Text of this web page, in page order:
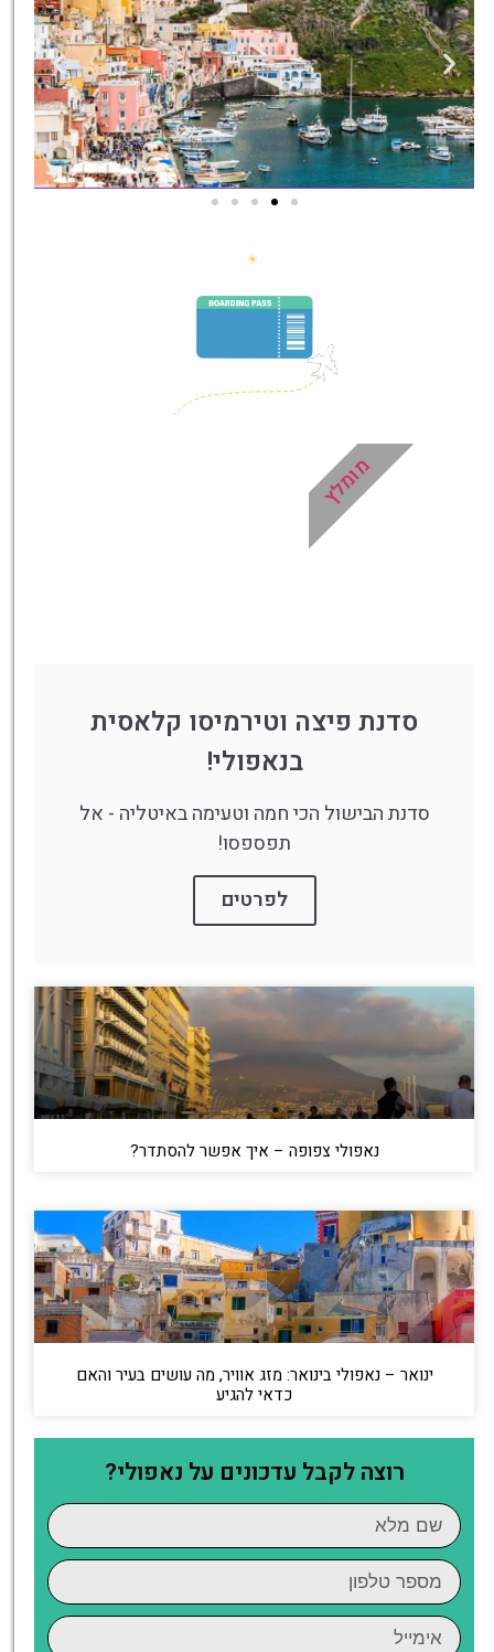
הדרכה מקצועית ואינפורמטיבית
במיוחד עבורכם!
לחצו פה!
סדנת פיצה וטירמיסו קלאסית
בנאפולי!
סדנת הבישול הכי חמה וטעימה באיטליה - אל
תפספסו!
לפרטים
מומלץ
נאפולי צפופה – איך אפשר להסתדר?
ינואר – נאפולי בינואר: מזג אוויר, מה עושים בעיר והאם
כדאי להגיע
רוצה לקבל עדכונים על נאפולי?